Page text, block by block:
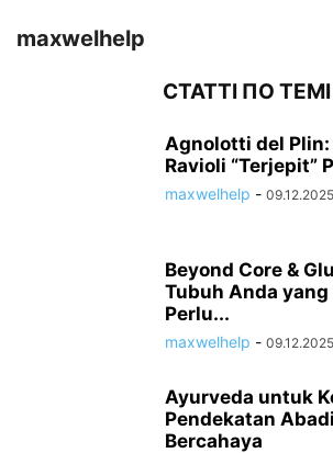
maxwelhelp
СТАТТІ ПО ТЕМІ
Agnolotti del
Ravioli “Terjepit”
maxwelhelp - 09.12.2025
Beyond Core &
Tubuh Anda
Perlu...
maxwelhelp - 09.12.2025
Ayurveda untuk
Pendekatan
Bercahaya